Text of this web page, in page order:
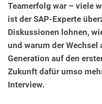
Teamerfolg war – viele
ist der SAP-Experte
Diskussionen lohnen,
und warum der Wechsel
Generation auf den
Zukunft dafür umso
Interview.